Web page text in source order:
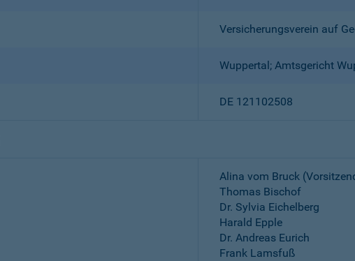
Versicherungsverein auf
Wuppertal; Amtsgericht
DE 121102508
Alina vom Bruck
Thomas Bischof
Dr. Sylvia Eichelberg
Harald Epple
Dr. Andreas Eurich
Frank Lamsfuß